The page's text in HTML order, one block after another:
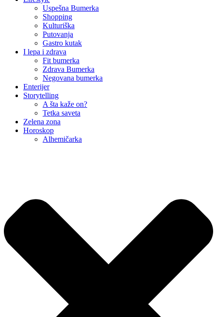
Uspešna Bumerka
Shopping
Kulturiška
Putovanja
Gastro kutak
I lepa i zdrava
Fit bumerka
Zdrava Bumerka
Negovana bumerka
Enterijer
Storytelling
A šta kaže on?
Tetka saveta
Zelena zona
Horoskop
Alhemičarka